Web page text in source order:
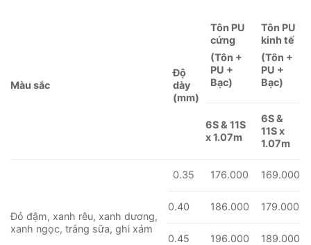
Màu sắc
Độ
dày
(mm)
Tôn PU
cứng
(Tôn +
PU +
Bạc)
Tôn PU
kinh tế
(Tôn +
PU +
Bạc)
6S & 11S
x 1.07m
6S &
11S x
1.07m
Đỏ đậm, xanh rêu, xanh dương,
xanh ngọc, trắng sữa, ghi xám
0.35 176.000 169.000
0.40 186.000 179.000
0.45 196.000 189.000